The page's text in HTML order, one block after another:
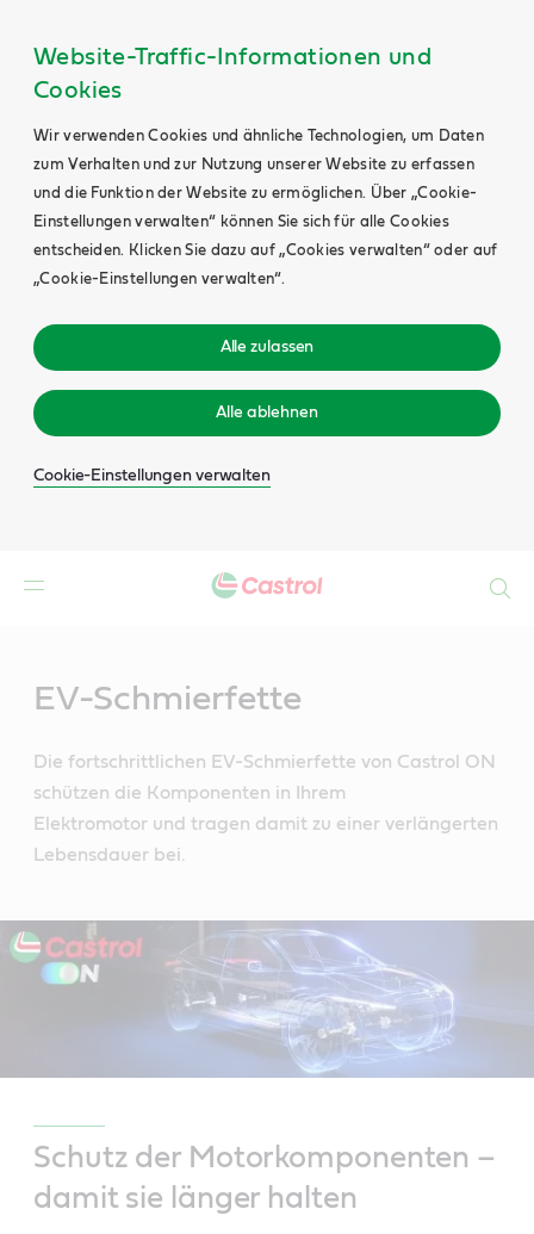
Website-Traffic-Informationen und
Cookies
Wir verwenden Cookies und ähnliche Technologien, um Daten
zum Verhalten und zur Nutzung unserer Website zu erfassen
und die Funktion der Website zu ermöglichen. Über „Cookie-
Einstellungen verwalten“ können Sie sich für alle Cookies
entscheiden. Klicken Sie dazu auf „Cookies verwalten“ oder auf
„Cookie-Einstellungen verwalten“.
Alle zulassen
Alle ablehnen
Cookie-Einstellungen verwalten
EV-Schmierfette
Die fortschrittlichen EV-Schmierfette von Castrol ON
schützen die Komponenten in Ihrem
Elektromotor und tragen damit zu einer verlängerten
Lebensdauer bei.
Schutz der Motorkomponenten –
damit sie länger halten